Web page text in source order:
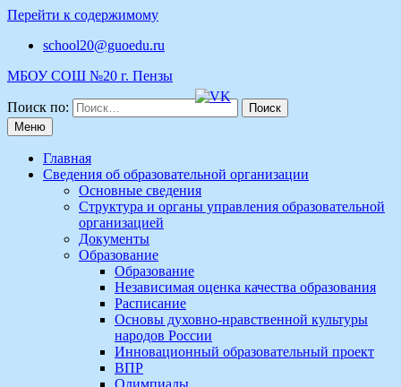
Перейти к содержимому
school20@guoedu.ru
МБОУ СОШ №20 г. Пензы
Поиск по:
Меню
Главная
Сведения об образовательной организации
Основные сведения
Структура и органы управления образовательной
организацией
Документы
Образование
Образование
Независимая оценка качества образования
Расписание
Основы духовно-нравственной культуры
народов России
Инновационный образовательный проект
ВПР
Олимпиады